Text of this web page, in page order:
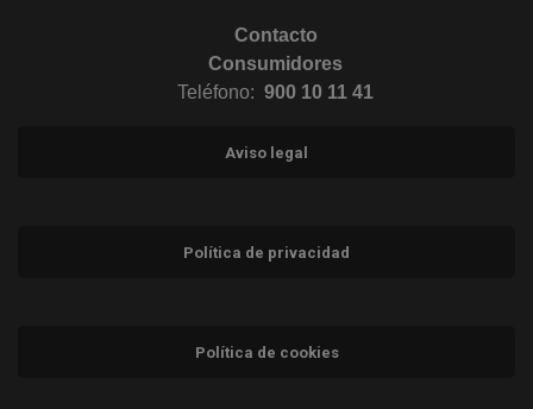
Contacto
Consumidores
Teléfono: 900 10 11 41
Aviso legal
Política de privacidad
Política de cookies